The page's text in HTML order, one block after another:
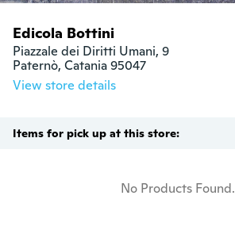
Edicola Bottini
Piazzale dei Diritti Umani, 9
Paternò, Catania 95047
View store details
Items for pick up at this store:
No Products Found.